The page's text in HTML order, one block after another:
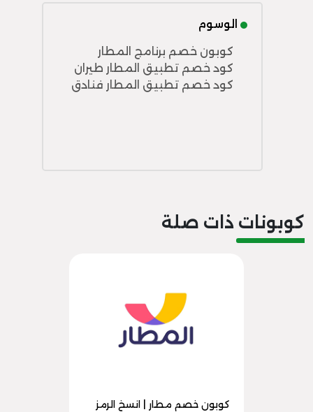
الوسوم
كوبون خصم برنامج المطار
كود خصم تطبيق المطار طيران
كود خصم تطبيق المطار فنادق
كوبونات ذات صلة
كوبون خصم مطار | انسخ الرمز